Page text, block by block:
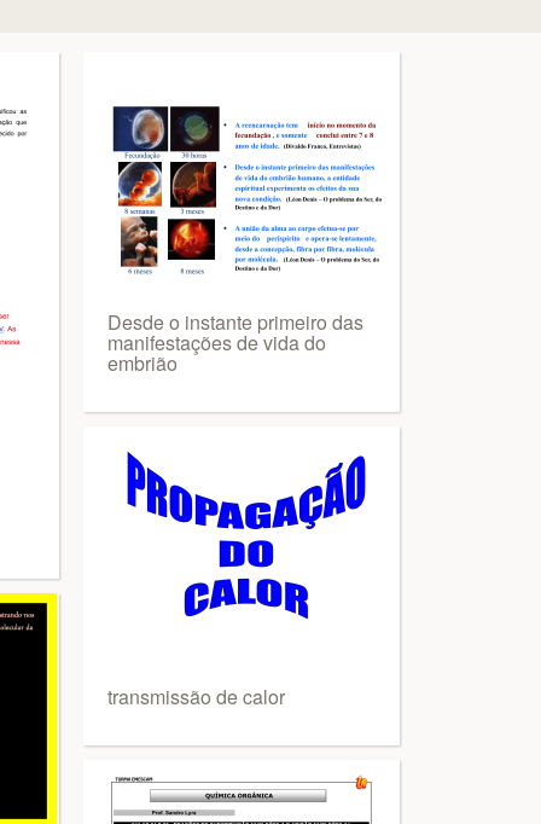
Desde o instante primeiro das
manifestações de vida do
embrião
transmissão de calor